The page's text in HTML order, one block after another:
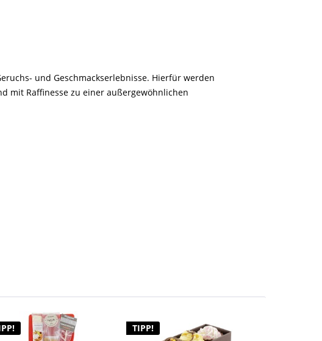
und Geschmackserlebnisse. Hierfür werden
mit Raffinesse zu einer außergewöhnlichen
TIPP!